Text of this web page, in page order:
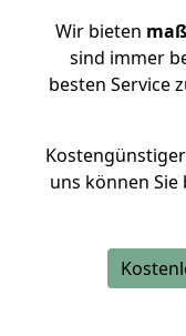
Wir bieten
sind immer
besten Service
uns können Sie